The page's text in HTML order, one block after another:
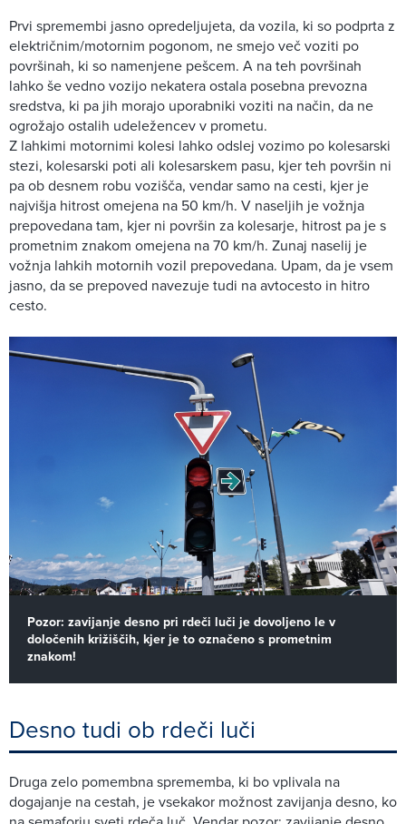
Prvi spremembi jasno opredeljujeta, da vozila, ki so podprta z
električnim/motornim pogonom, ne smejo več voziti po
površinah, ki so namenjene pešcem. A na teh površinah
lahko še vedno vozijo nekatera ostala posebna prevozna
sredstva, ki pa jih morajo uporabniki voziti na način, da ne
ogrožajo ostalih udeležencev v prometu.
Z lahkimi motornimi kolesi lahko odslej vozimo po kolesarski
stezi, kolesarski poti ali kolesarskem pasu, kjer teh površin ni
pa ob desnem robu vozišča, vendar samo na cesti, kjer je
najvišja hitrost omejena na 50 km/h. V naseljih je vožnja
prepovedana tam, kjer ni površin za kolesarje, hitrost pa je s
prometnim znakom omejena na 70 km/h. Zunaj naselij je
vožnja lahkih motornih vozil prepovedana. Upam, da je vsem
jasno, da se prepoved navezuje tudi na avtocesto in hitro
cesto.
Pozor: zavijanje desno pri rdeči luči je dovoljeno le v
določenih križiščih, kjer je to označeno s prometnim
znakom!
Desno tudi ob rdeči luči
Druga zelo pomembna sprememba, ki bo vplivala na
dogajanje na cestah, je vsekakor možnost zavijanja desno, ko